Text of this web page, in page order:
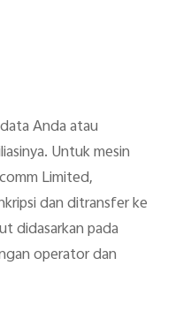
Anda atau
Untuk mesin
Limited,
dan ditransfer ke
didasarkan pada
operator dan